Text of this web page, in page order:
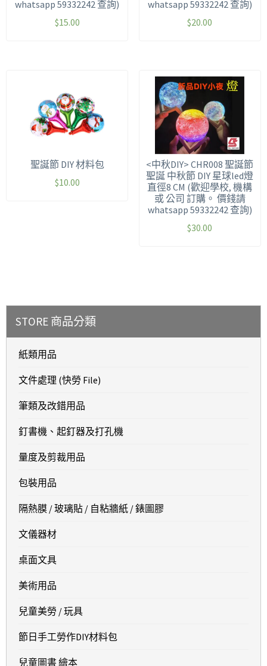
whatsapp 59332242 查詢)
$15.00
whatsapp 59332242 查詢)
$20.00
聖誕節 DIY 材料包
$10.00
<中秋DIY> CHR008 聖誕節
聖誕 中秋節 DIY 星球led燈
直徑8 CM (歡迎學校, 機構
或 公司 訂購。 價錢請
whatsapp 59332242 查詢)
$30.00
STORE 商品分類
紙類用品
文件處理 (快勞 File)
筆類及改錯用品
釘書機、起釘器及打孔機
量度及剪裁用品
包裝用品
隔熱膜 / 玻璃貼 / 自粘牆紙 / 錶圖膠
文儀器材
桌面文具
美術用品
兒童美勞 / 玩具
節日手工勞作DIY材料包
兒童圖書 繪本